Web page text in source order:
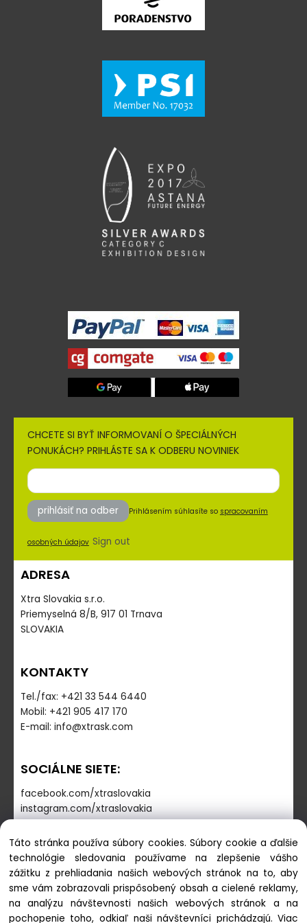
CHCETE SI BYŤ INFORMOVANÍ O ŠPECIÁLNÝCH
PONUKÁCH? PRIHLÁSTE SA K ODBERU NOVINIEK
prihlásiť na odber Prihlásením súhlasíte so spracovaním
osobných údajov Sign out
ADRESA
Xtra Slovakia s.r.o.
Priemyselná 8/B, 917 01 Trnava
SLOVAKIA
KONTAKTY
Tel./fax: +421 33 544 6440
Mobil: +421 905 417 170
E-mail: info@xtrask.com
SOCIÁLNE SIETE:
facebook.com/xtraslovakia
instagram.com/xtraslovakia
PREVÁDZKOVÁ DOBA
Pondelok - Piatok: 7:30-16:00
Sobota-Nedeľa: zatvorené
Táto stránka používa súbory cookies. Súbory cookie a ďalšie
technológie sledovania používame na zlepšenie vášho
zážitku z prehliadania našich webových stránok na to, aby
sme vám zobrazovali prispôsobený obsah a cielené reklamy,
na analýzu návštevnosti našich webových stránok a na
pochopenie toho, odkiaľ naši návštevníci prichádzajú.Viac